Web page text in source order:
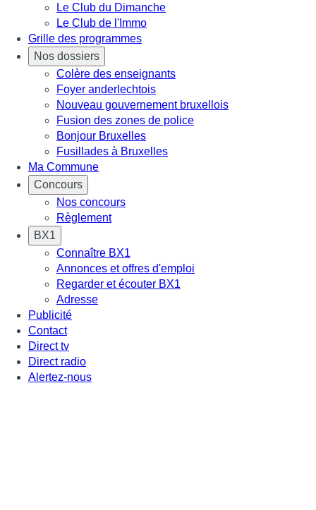
Le Club du Dimanche
Le Club de l'Immo
Grille des programmes
Nos dossiers
Colère des enseignants
Foyer anderlechtois
Nouveau gouvernement bruxellois
Fusion des zones de police
Bonjour Bruxelles
Fusillades à Bruxelles
Ma Commune
Concours
Nos concours
Règlement
BX1
Connaître BX1
Annonces et offres d'emploi
Regarder et écouter BX1
Adresse
Publicité
Contact
Direct tv
Direct radio
Alertez-nous